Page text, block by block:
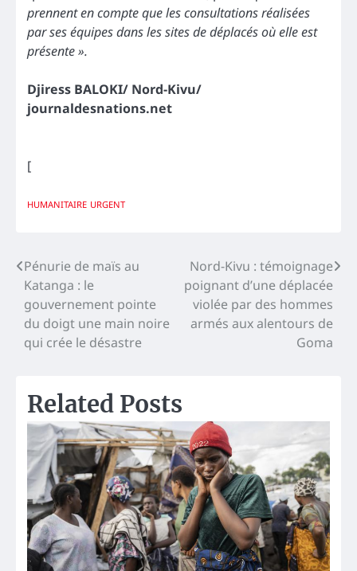
prennent en compte que les consultations réalisées
par ses équipes dans les sites de déplacés où elle est
présente ».
Djiress BALOKI/ Nord-Kivu/
journaldesnations.net
[
HUMANITAIRE URGENT
Navigation
de
l’article
Pénurie de maïs au
Katanga : le
gouvernement pointe
du doigt une main noire
qui crée le désastre
Nord-Kivu : témoignage
poignant d’une déplacée
violée par des hommes
armés aux alentours de
Goma
Related Posts